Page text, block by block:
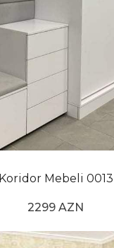
Koridor Mebeli 0013
2299 AZN